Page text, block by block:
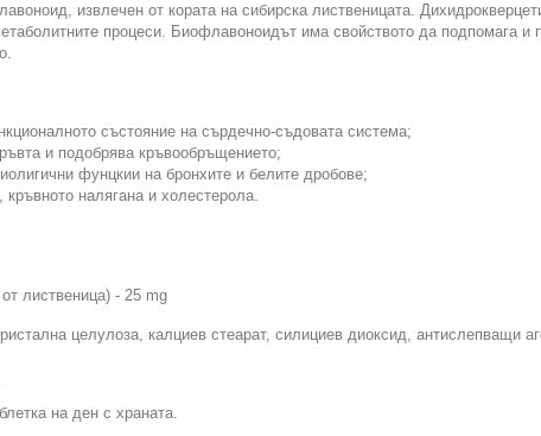
извлечен от кората на сибирска лиственицата.
процеси. Биофлавоноидът има свойството да подпомага
състояние на сърдечно-съдовата система;
и подобрява кръвообръщението;
фунцкии на бронхите и белите дробове;
налягана и холестерола.
лиственица) - 25 mg
целулоза, калциев стеарат, силициев диоксид, антислепващи
на ден с храната.